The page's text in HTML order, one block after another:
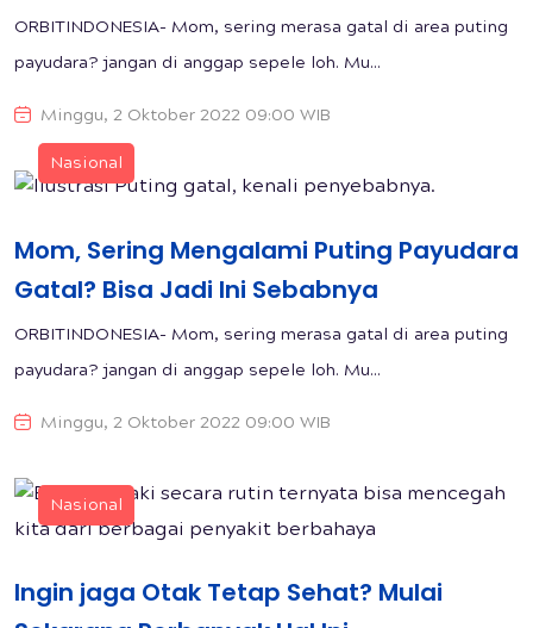
ORBITINDONESIA- Mom, sering merasa gatal di area puting
payudara? jangan di anggap sepele loh. Mu...
Minggu, 2 Oktober 2022 09:00 WIB
Nasional
Mom, Sering Mengalami Puting Payudara
Gatal? Bisa Jadi Ini Sebabnya
ORBITINDONESIA- Mom, sering merasa gatal di area puting
payudara? jangan di anggap sepele loh. Mu...
Minggu, 2 Oktober 2022 09:00 WIB
Nasional
Ingin jaga Otak Tetap Sehat? Mulai